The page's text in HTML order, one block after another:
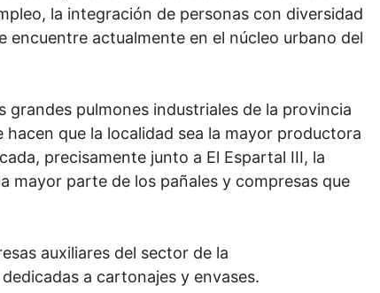
la integración de personas con diversidad
encuentre actualmente en el núcleo urbano del
grandes pulmones industriales de la provincia
que la localidad sea la mayor productora
precisamente junto a El Espartal III, la
mayor parte de los pañales y compresas que
auxiliares del sector de la
a cartonajes y envases.